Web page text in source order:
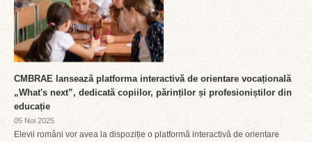
CMBRAE lansează platforma interactivă de orientare vocațională
„What's next”, dedicată copiilor, părinților și profesioniștilor din
educație
05 Noi 2025
Elevii români vor avea la dispoziție o platformă interactivă de orientare